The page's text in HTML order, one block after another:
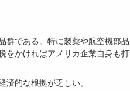
群である。特に製薬や航空機部品
をかければアメリカ企業自身も打
的な根拠が乏しい。